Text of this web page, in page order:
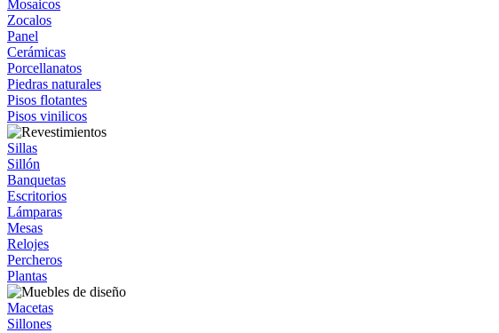
Mosaicos
Zocalos
Panel
Cerámicas
Porcellanatos
Piedras naturales
Pisos flotantes
Pisos vinilicos
Sillas
Sillón
Banquetas
Escritorios
Lámparas
Mesas
Relojes
Percheros
Plantas
Macetas
Sillones